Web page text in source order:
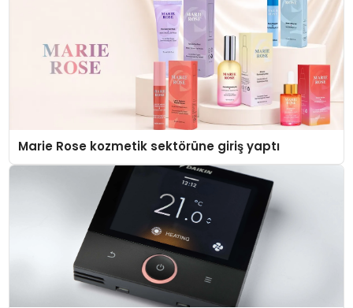
Marie Rose kozmetik sektörüne giriş yaptı